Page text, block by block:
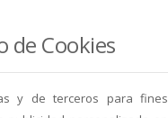
de Cookies
y de terceros para fines